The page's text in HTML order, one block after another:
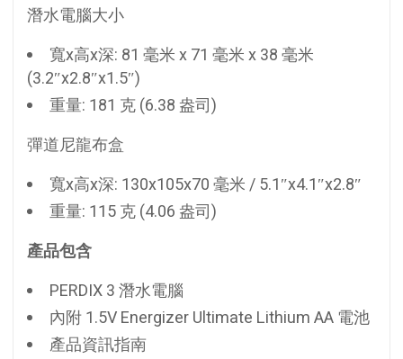
潛水電腦大小
寬x高x深: 81 毫米 x 71 毫米 x 38 毫米
(3.2″x2.8″x1.5″)
重量: 181 克 (6.38 盎司)
彈道尼龍布盒
寬x高x深: 130x105x70 毫米 / 5.1″x4.1″x2.8″
重量: 115 克 (4.06 盎司)
產品包含
PERDIX 3 潛水電腦
內附 1.5V Energizer Ultimate Lithium AA 電池
產品資訊指南